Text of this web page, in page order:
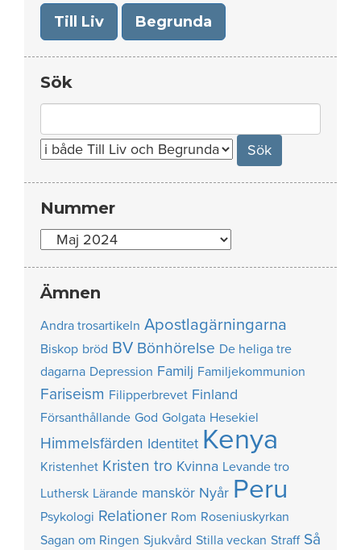
Till Liv Begrunda
Sök
for:
Nummer
Nummer
Ämnen
Andra trosartikeln Apostlagärningarna
Biskop bröd BV Bönhörelse De heliga tre
dagarna Depression Familj Familjekommunion
Fariseism Filipperbrevet Finland
Försanthållande God Golgata Hesekiel
Himmelsfärden Identitet Kenya
Kristenhet Kristen tro Kvinna Levande tro
Luthersk Lärande manskör Nyår Peru
Psykologi Relationer Rom Roseniuskyrkan
Sagan om Ringen Sjukvård Stilla veckan Straff Så